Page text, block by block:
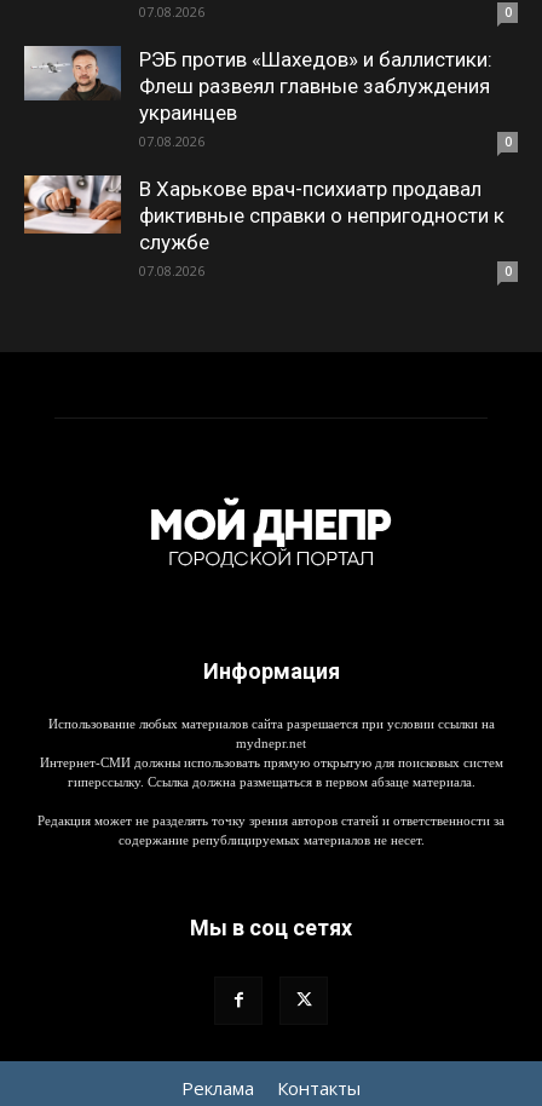
07.08.2026 0
РЭБ против «Шахедов» и баллистики:
Флеш развеял главные заблуждения
украинцев
07.08.2026 0
В Харькове врач-психиатр продавал
фиктивные справки о непригодности к
службе
07.08.2026 0
Информация
Использование любых материалов сайта разрешается при условии ссылки на
mydnepr.net
Интернет-СМИ должны использовать прямую открытую для поисковых систем
гиперссылку. Ссылка должна размещаться в первом абзаце материала.
Редакция может не разделять точку зрения авторов статей и ответственности за
содержание републицируемых материалов не несет.
Мы в соц сетях
Реклама Контакты